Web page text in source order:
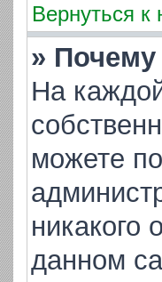
Вернуться к
»
На
можете
данном